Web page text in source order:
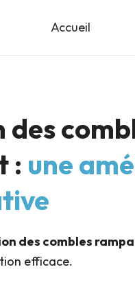
Accueil
des
: une
des combles
efficace.